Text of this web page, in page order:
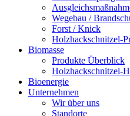
Wegebau /
Forst / Knick
Holzhackschnitzel-
Biomasse
Produkte Überblick
Holzhackschnitzel-
Bioenergie
Unternehmen
Wir über uns
Standorte